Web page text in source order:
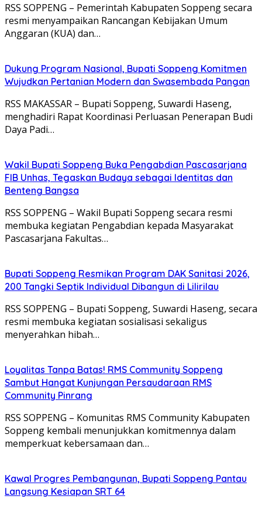
RSS SOPPENG – Pemerintah Kabupaten Soppeng secara
resmi menyampaikan Rancangan Kebijakan Umum
Anggaran (KUA) dan…
Dukung Program Nasional, Bupati Soppeng Komitmen
Wujudkan Pertanian Modern dan Swasembada Pangan
RSS MAKASSAR – Bupati Soppeng, Suwardi Haseng,
menghadiri Rapat Koordinasi Perluasan Penerapan Budi
Daya Padi…
Wakil Bupati Soppeng Buka Pengabdian Pascasarjana
FIB Unhas, Tegaskan Budaya sebagai Identitas dan
Benteng Bangsa
RSS SOPPENG – Wakil Bupati Soppeng secara resmi
membuka kegiatan Pengabdian kepada Masyarakat
Pascasarjana Fakultas…
Bupati Soppeng Resmikan Program DAK Sanitasi 2026,
200 Tangki Septik Individual Dibangun di Lilirilau
RSS SOPPENG – Bupati Soppeng, Suwardi Haseng, secara
resmi membuka kegiatan sosialisasi sekaligus
menyerahkan hibah…
Loyalitas Tanpa Batas! RMS Community Soppeng
Sambut Hangat Kunjungan Persaudaraan RMS
Community Pinrang
RSS SOPPENG – Komunitas RMS Community Kabupaten
Soppeng kembali menunjukkan komitmennya dalam
memperkuat kebersamaan dan…
Kawal Progres Pembangunan, Bupati Soppeng Pantau
Langsung Kesiapan SRT 64